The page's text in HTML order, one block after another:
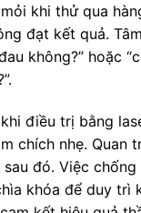
khi thử qua
đạt kết quả.
không?” hoặc
điều trị bằng
chích nhẹ. Quan
đó. Việc
khóa để duy trì